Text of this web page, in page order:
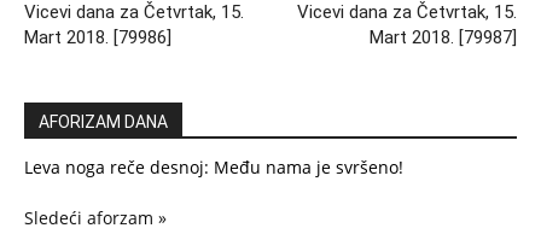
Vicevi dana za Četvrtak, 15.
Mart 2018. [79986]
Vicevi dana za Četvrtak, 15.
Mart 2018. [79987]
AFORIZAM DANA
Leva noga reče desnoj: Među nama je svršeno!
Sledeći aforzam »